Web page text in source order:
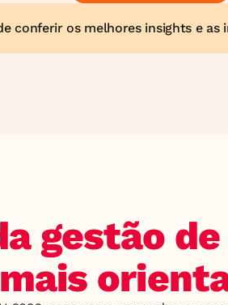
conferir os melhores insights e as
gestão